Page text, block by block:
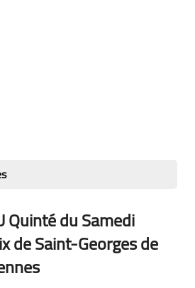
Quinté du Samedi
de Saint-Georges de